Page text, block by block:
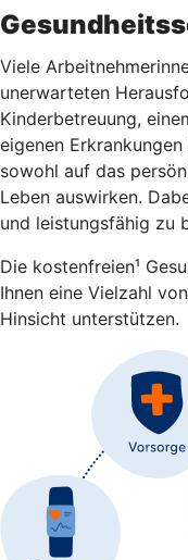
Viele
unerwarteten
Kinderbetreuung,
eigenen
sowohl auf das
Leben auswirken.
und leistungsfähig zu
Die kostenfreien¹
Ihnen eine Vielzahl
Hinsicht unterstützen.